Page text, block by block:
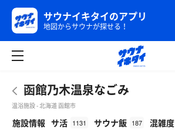
サウナイキタイのアプリ
地図からサウナが探せる！
函館乃木温泉なごみ
温浴施設 - 北海道 函館市
施設情報 サ活 1131 サウナ飯 187 混雑度